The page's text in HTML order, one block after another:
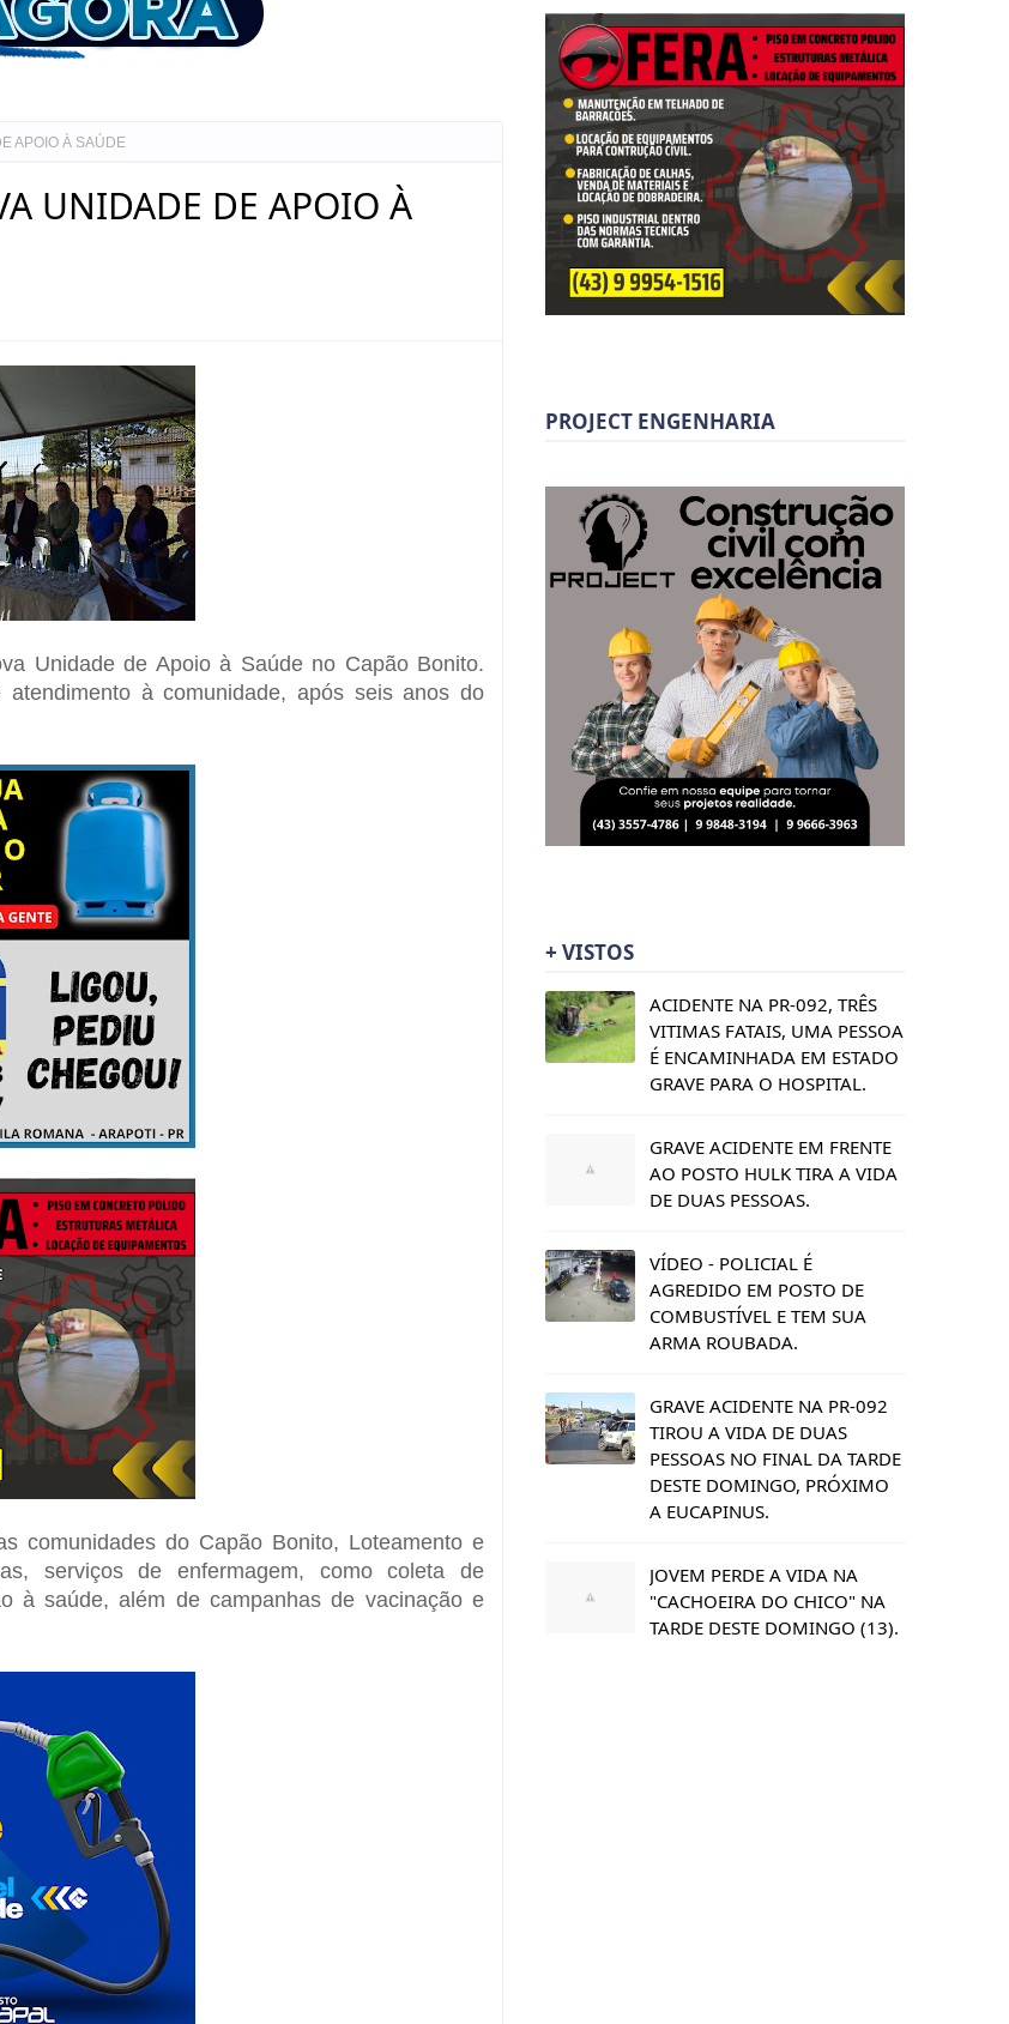
APOIO À SAÚDE
UNIDADE DE APOIO À
Unidade de Apoio à Saúde no Capão Bonito.
à comunidade, após seis anos do
comunidades do Capão Bonito, Loteamento e
serviços de enfermagem, como coleta de
à saúde, além de campanhas de vacinação e
PROJECT ENGENHARIA
+ VISTOS
ACIDENTE NA PR-092, TRÊS
VITIMAS FATAIS, UMA PESSOA
É ENCAMINHADA EM ESTADO
GRAVE PARA O HOSPITAL.
GRAVE ACIDENTE EM FRENTE
AO POSTO HULK TIRA A VIDA
DE DUAS PESSOAS.
VÍDEO - POLICIAL É
AGREDIDO EM POSTO DE
COMBUSTÍVEL E TEM SUA
ARMA ROUBADA.
GRAVE ACIDENTE NA PR-092
TIROU A VIDA DE DUAS
PESSOAS NO FINAL DA TARDE
DESTE DOMINGO, PRÓXIMO
A EUCAPINUS.
JOVEM PERDE A VIDA NA
"CACHOEIRA DO CHICO" NA
TARDE DESTE DOMINGO (13).